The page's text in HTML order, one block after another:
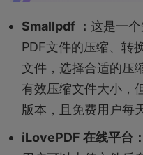
Smallpdf ： 这是一
PDF文件的压缩、转
文件，选择合适的压
有效压缩文件大小，
版本，且免费用户每
iLovePDF 在线平台：